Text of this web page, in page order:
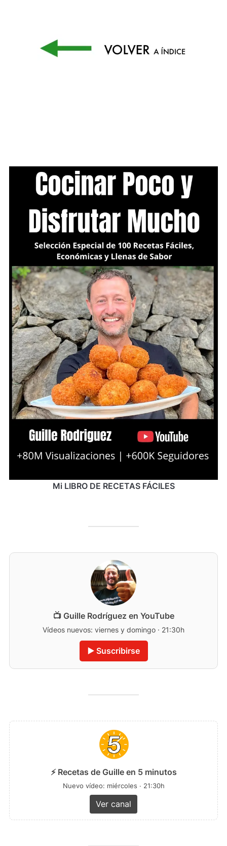
Mi LIBRO DE RECETAS FÁCILES
📺 Guille Rodríguez en YouTube
Vídeos nuevos: viernes y domingo · 21:30h
▶️ Suscribirse
⚡ Recetas de Guille en 5 minutos
Nuevo vídeo: miércoles · 21:30h
Ver canal